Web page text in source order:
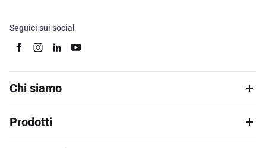
Seguici sui social
Chi siamo
Prodotti